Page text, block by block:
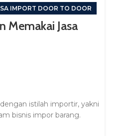
IMPORT DOOR TO DOOR
Memakai Jasa
istilah importir, yakni
bisnis impor barang.